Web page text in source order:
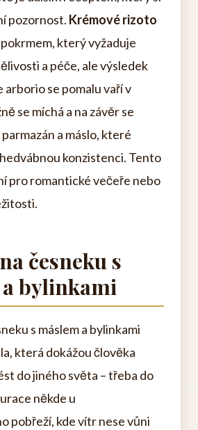
pozornost. Krémové rizoto
který vyžaduje
a péče, ale výsledek
arborio se pomalu vaří v
se míchá a na závěr se
a máslo, které
konzistenci. Tento
pro romantické večeře nebo
česneku s
bylinkami
s máslem a bylinkami
která dokážou člověka
do jiného světa – třeba do
někde u
pobřeží, kde vítr nese vůni